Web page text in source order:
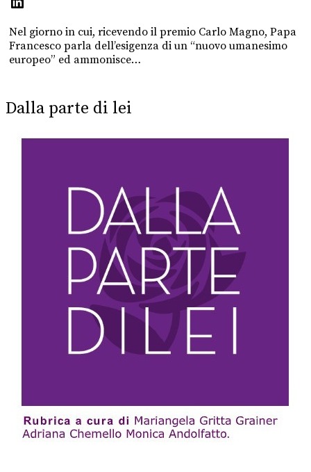
Nel giorno in cui, ricevendo il premio Carlo Magno, Papa
Francesco parla dell’esigenza di un “nuovo umanesimo
europeo” ed ammonisce…
Dalla parte di lei